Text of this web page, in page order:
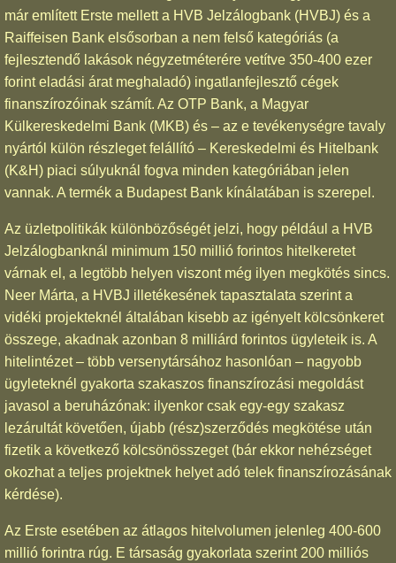
már említett Erste mellett a HVB Jelzálogbank (HVBJ) és a
Raiffeisen Bank elsősorban a nem felső kategóriás (a
fejlesztendő lakások négyzetméterére vetítve 350-400 ezer
forint eladási árat meghaladó) ingatlanfejlesztő cégek
finanszírozóinak számít. Az OTP Bank, a Magyar
Külkereskedelmi Bank (MKB) és – az e tevékenységre tavaly
nyártól külön részleget felállító – Kereskedelmi és Hitelbank
(K&H) piaci súlyuknál fogva minden kategóriában jelen
vannak. A termék a Budapest Bank kínálatában is szerepel.
Az üzletpolitikák különbözőségét jelzi, hogy például a HVB
Jelzálogbanknál minimum 150 millió forintos hitelkeretet
várnak el, a legtöbb helyen viszont még ilyen megkötés sincs.
Neer Márta, a HVBJ illetékesének tapasztalata szerint a
vidéki projekteknél általában kisebb az igényelt kölcsönkeret
összege, akadnak azonban 8 milliárd forintos ügyleteik is. A
hitelintézet – több versenytársához hasonlóan – nagyobb
ügyleteknél gyakorta szakaszos finanszírozási megoldást
javasol a beruházónak: ilyenkor csak egy-egy szakasz
lezárultát követően, újabb (rész)szerződés megkötése után
fizetik a következő kölcsönösszeget (bár ekkor nehézséget
okozhat a teljes projektnek helyet adó telek finanszírozásának
kérdése).
Az Erste esetében az átlagos hitelvolumen jelenleg 400-600
millió forintra rúg. E társaság gyakorlata szerint 200 milliós